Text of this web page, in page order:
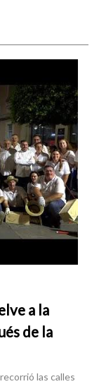
a la
de la
las calles